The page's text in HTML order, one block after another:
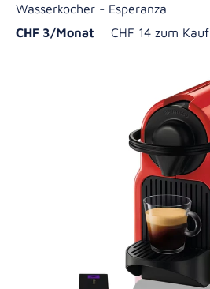
Wasserkocher - Esperanza
CHF 3/Monat
CHF 14 zum Kauf